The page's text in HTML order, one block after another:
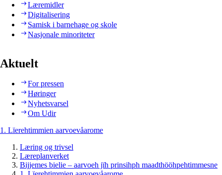
Læremidler
Digitalisering
Samisk i barnehage og skole
Nasjonale minoriteter
Aktuelt
For pressen
Høringer
Nyhetsvarsel
Om Udir
1. Lïerehtimmien aarvoevåarome
Læring og trivsel
Læreplanverket
Bijjemes bielie – aarvoeh jïh prinsihph maadthööhpehtimmesne